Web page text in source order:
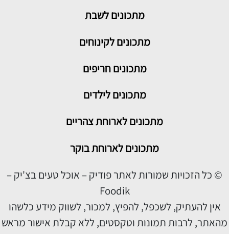
מתכוניםלשבת
מתכונים לקינוחים
מתכונים חריפים
מתכונים לילדים
מתכונים לארוחת צהריים
מתכונים לארוחת בוקר
© כל הזכויות שמורות לאתר פודיק – אוכל טעים בצ'יק –
Foodik
אין להעתיק, לשכפל, להפיץ, למכור, לשווק מידע כלשהו
מהאתר, לרבות תמונות וטקסטים, ללא קבלת אישור מראש